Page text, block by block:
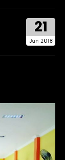
21
Jun 2018